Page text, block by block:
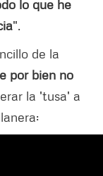
lo que he
".
de la
por bien no
la 'tusa' a